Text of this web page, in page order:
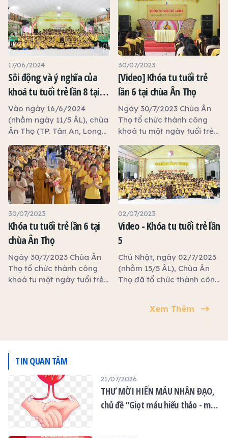
17/06/2024
Sôi động và ý nghĩa của
khoá tu tuổi trẻ lần 8 tại
chùa Ân Thọ
Vào ngày 16/6/2024
(nhằm ngày 11/5 ÂL), chùa
Ân Thọ (TP. Tân An, Long
trẻ lần 8 trong dịp hè, thu
hút khoản 300 bạn trẻ đến
tham dự từ 06g00 sáng
đến 06g00 chiều.
30/07/2023
[Video] Khóa tu tuổi trẻ
lần 6 tại chùa Ân Thọ
Ngày 30/7/2023 Chùa Ân
Thọ tổ chức thành công
khoá tu một ngày tuổi trẻ
350 bạn trẻ. Tại đây các
bạn trẻ được tham gia
nhiều hoạt động vui, khỏe
và bổ ích.
30/07/2023
Khóa tu tuổi trẻ lần 6 tại
chùa Ân Thọ
Ngày 30/7/2023 Chùa Ân
Thọ tổ chức thành công
khoá tu một ngày tuổi trẻ
02/07/2023
Video - Khóa tu tuổi trẻ lần
5
Chủ Nhật, ngày 02/7/2023
(nhằm 15/5 ÂL), Chùa Ân
Thọ đã tổ chức thành công
Rất nhiều chương trình bổ
Xem Thêm
TIN QUAN TÂM
21/07/2026
THƯ MỜI HIẾN MÁU NHÂN ĐẠO,
chủ đề “Giọt máu hiếu thảo - mùa